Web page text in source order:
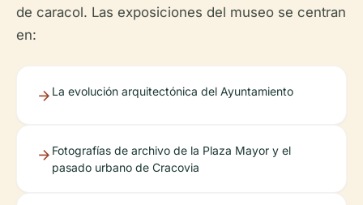
de caracol. Las exposiciones del museo se centran
en:
La evolución arquitectónica del Ayuntamiento
Fotografías de archivo de la Plaza Mayor y el
pasado urbano de Cracovia